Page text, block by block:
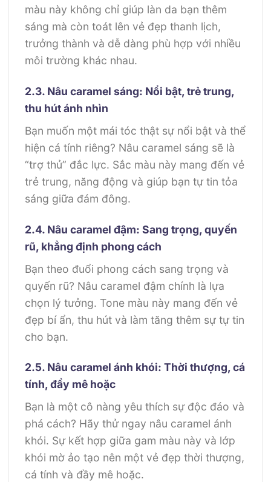
màu này không chỉ giúp làn da bạn thêm
sáng mà còn toát lên vẻ đẹp thanh lịch,
trưởng thành và dễ dàng phù hợp với nhiều
môi trường khác nhau.
2.3. Nâu caramel sáng: Nổi bật, trẻ trung,
thu hút ánh nhìn
Bạn muốn một mái tóc thật sự nổi bật và thể
hiện cá tính riêng? Nâu caramel sáng sẽ là
“trợ thủ” đắc lực. Sắc màu này mang đến vẻ
trẻ trung, năng động và giúp bạn tự tin tỏa
sáng giữa đám đông.
2.4. Nâu caramel đậm: Sang trọng, quyến
rũ, khẳng định phong cách
Bạn theo đuổi phong cách sang trọng và
quyến rũ? Nâu caramel đậm chính là lựa
chọn lý tưởng. Tone màu này mang đến vẻ
đẹp bí ẩn, thu hút và làm tăng thêm sự tự tin
cho bạn.
2.5. Nâu caramel ánh khói: Thời thượng, cá
tính, đầy mê hoặc
Bạn là một cô nàng yêu thích sự độc đáo và
phá cách? Hãy thử ngay nâu caramel ánh
khói. Sự kết hợp giữa gam màu này và lớp
khói mờ ảo tạo nên một vẻ đẹp thời thượng,
cá tính và đầy mê hoặc.